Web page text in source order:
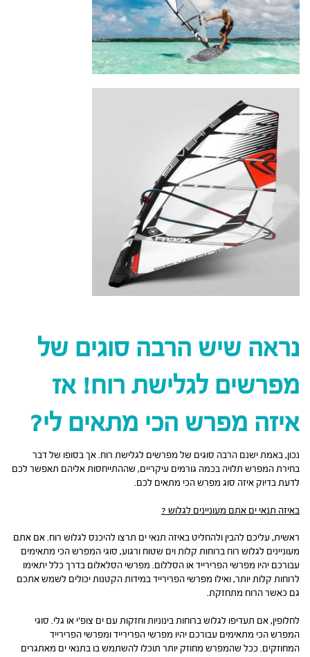
נראה שיש הרבה סוגים של
מפרשים לגלישת רוח! אז
איזה מפרש הכי מתאים לי?
נכון, באמת ישנם הרבה סוגים של מפרשים לגלישת רוח. אך בסופו של דבר
בחירת המפרש תלויה בכמה גורמים עיקריים, שההתייחסות אליהם תאפשר לכם
לדעת בדיוק איזה סוג מפרש הכי מתאים לכם.
באיזה תנאי ים אתם מעוניינים לגלוש ?
ראשית, עליכם להבין ולהחליט באיזה תנאי ים תרצו להיכנס לגלוש רוח. אם אתם
מעוניינים לגלוש רוח ברוחות קלות וים שטוח ורגוע, סוגי המפרש הכי מתאימים
עבורכם יהיו מפרשי הפרירייד או הסללום. מפרשי הסלאלום בדרך כלל יתאימו
לרוחות קלות יותר, ואילו מפרשי הפרירייד במידות הקטנות יכולים לשמש אתכם
גם כאשר הרוח מתחזקת.
לחלופין, אם תעדיפו לגלוש ברוחות בינוניות וחזקות עם ים צופ’י או גלי. סוגי
המפרש הכי מתאימים עבורכם יהיו מפרשי הפרירייד ומפרשי הפרירייד
המחוזקים. ככל שהמפרש מחוזק יותר תוכלו להשתמש בו בתנאי ים מאתגרים